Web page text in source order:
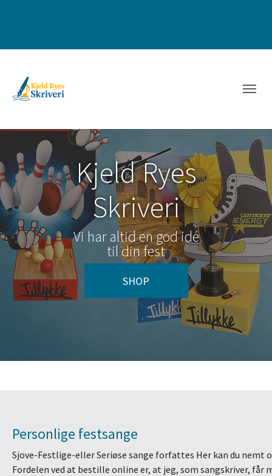
Kjeld Ryes
Skriveri
Vi har altid en god idé
til din fest
SHOP
Personlige festsange
Sjove-Festlige-eller Seriøse sange forfattes Her kan du
Fordelen ved at bestille online er, at jeg, som sangskriver,